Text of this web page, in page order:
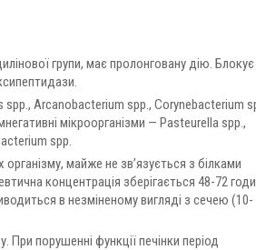
групи, має пролонговану дію. Блокує
Arcanobacterium spp., Corynebacterium
мікроорганізми — Pasteurella spp.,
spp.
майже не зв’язується з білками
концентрація зберігається 48-72
в незміненому вигляді з сечею (10-
При порушенні функції печінки період